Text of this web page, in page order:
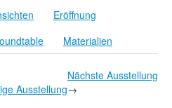
Eröffnung
Materialien
Ausstellung
Nächste Ausstellung
→